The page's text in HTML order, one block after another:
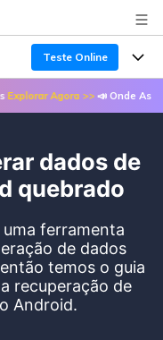
Teste Online
de dados
dados
Agora >> 📣 Onde Assistir
dados de
quebrado
ferramenta
de dados
temos o guia
recuperação de
Android.